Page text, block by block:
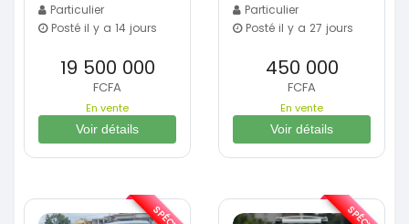
Particulier
Posté il y a 14 jours
19 500 000
FCFA
En vente
Voir détails
Particulier
Posté il y a 27 jours
450 000
FCFA
En vente
Voir détails